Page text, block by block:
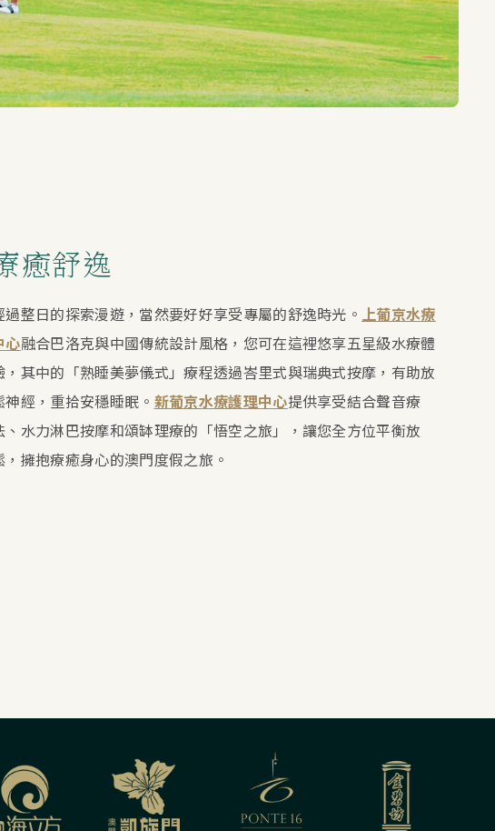
癒舒逸
過整日的探索漫遊，當然要好好享受專屬的舒逸時光。 上葡京水療
心融合巴洛克與中國傳統設計風格，您可在這裡悠享五星級水療體
，其中的「熟睡美夢儀式」療程透過峇里式與瑞典式按摩，有助放
神經，重拾安穩睡眠。 新葡京水療護理中心提供享受結合聲音療
、水力淋巴按摩和頌缽理療的「悟空之旅」，讓您全方位平衡放
，擁抱療癒身心的澳門度假之旅。